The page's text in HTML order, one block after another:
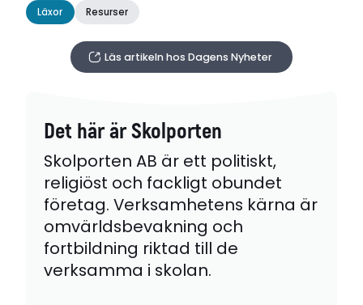
Läxor Resurser
Läs artikeln hos Dagens Nyheter
Det här är Skolporten
Skolporten AB är ett politiskt,
religiöst och fackligt obundet
företag. Verksamhetens kärna är
omvärldsbevakning och
fortbildning riktad till de
verksamma i skolan.